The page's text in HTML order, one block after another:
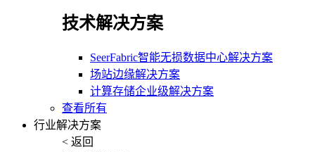
技术解决方案
SeerFabric智能无损数据中心解决方案
场站边缘解决方案
计算存储企业级解决方案
查看所有
行业解决方案
< 返回